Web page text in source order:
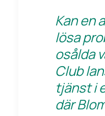
Kan en
lösa
osålda
Club
tjänst i
där